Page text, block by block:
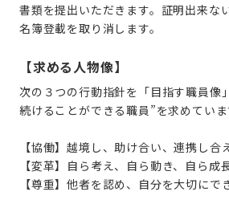
書類を提出いただきます。証明出来な
名簿登載を取り消します。
【求める人物像】
次の３つの行動指針を「目指す職員像
続けることができる職員”を求めていま
【協働】越境し、助け合い、連携し合
【変革】自ら考え、自ら動き、自ら成
【尊重】他者を認め、自分を大切にで